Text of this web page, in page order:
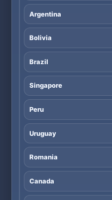
Argentina
Bolivia
Brazil
Singapore
Peru
Uruguay
Romania
Canada